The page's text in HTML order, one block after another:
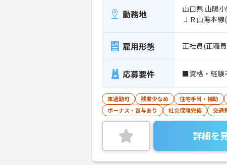
勤務地
山口県 山陽
ＪＲ山陽本
雇用形態 正社員(正職
応募要件 ■資格・経験
車通勤可 残業少なめ 住宅手当・補助
ボーナス・賞与あり
社会保険完備 交通
詳細を